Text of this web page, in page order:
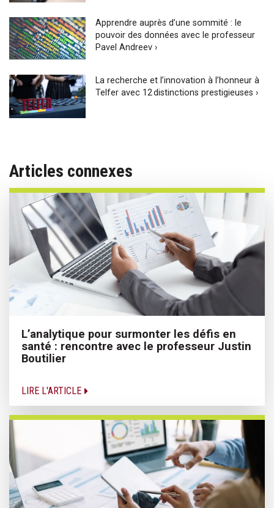
Apprendre auprès d’une sommité : le
pouvoir des données avec le professeur
Pavel Andreev ›
La recherche et l’innovation à l’honneur à
Telfer avec 12 distinctions prestigieuses ›
Articles connexes
L’analytique pour surmonter les défis en
santé : rencontre avec le professeur Justin
Boutilier
LIRE L'ARTICLE